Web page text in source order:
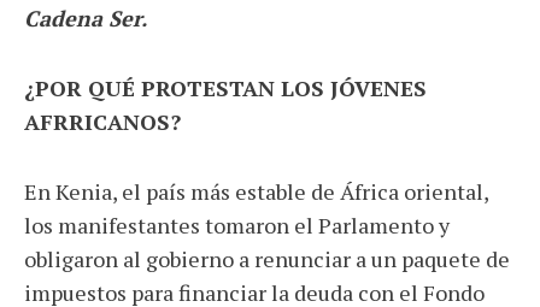
Cadena Ser.
¿POR QUÉ PROTESTAN LOS JÓVENES
AFRRICANOS?
En Kenia, el país más estable de África oriental,
los manifestantes tomaron el Parlamento y
obligaron al gobierno a renunciar a un paquete de
impuestos para financiar la deuda con el Fondo